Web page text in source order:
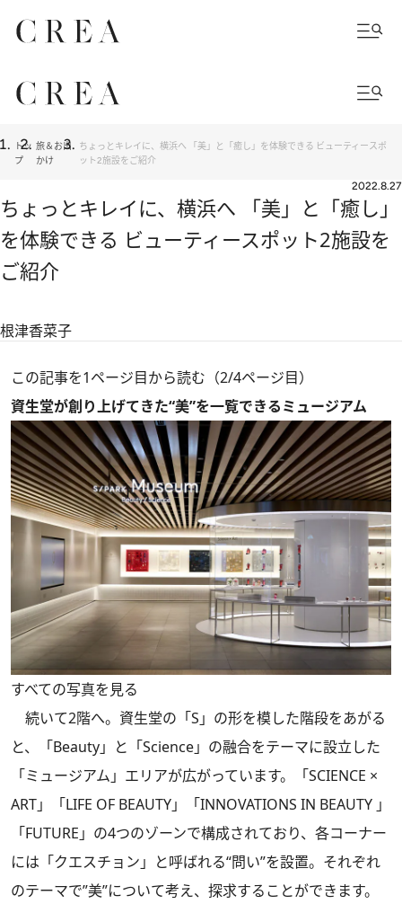
トッ
プ
旅＆お出
かけ
ちょっとキレイに、横浜へ 「美」と「癒し」を体験できる ビューティースポ
ット2施設をご紹介
2022.8.27
ちょっとキレイに、横浜へ 「美」と「癒し」
を体験できる ビューティースポット2施設を
ご紹介
根津香菜子
この記事を1ページ目から読む（2/4ページ目）
資生堂が創り上げてきた“美”を一覧できるミュージアム
すべての写真を見る
続いて2階へ。資生堂の「S」の形を模した階段をあがる
と、「Beauty」と「Science」の融合をテーマに設立した
「ミュージアム」エリアが広がっています。「SCIENCE ×
ART」「LIFE OF BEAUTY」「INNOVATIONS IN BEAUTY 」
「FUTURE」の4つのゾーンで構成されており、各コーナー
には「クエスチョン」と呼ばれる“問い”を設置。それぞれ
のテーマで”美”について考え、探求することができます。